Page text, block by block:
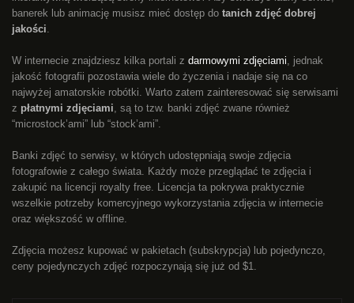
banerek lub animację musisz mieć dostęp do tanich zdjęć dobrej
jakości.
W internecie znajdziesz kilka portali z darmowymi zdjęciami, jednak
jakość fotografii pozostawia wiele do życzenia i nadaje się na co
najwyżej amatorskie robótki. Warto zatem zainteresować się serwisami
z płatnymi zdjęciami, są to tzw. banki zdjęć zwane również
“microstock’ami” lub “stock’ami”.
Banki zdjęć to serwisy, w których udostępniają swoje zdjęcia
fotografowie z całego świata. Każdy może przeglądać te zdjęcia i
zakupić na licencji royalty free. Licencja ta pokrywa praktycznie
wszelkie potrzeby komercyjnego wykorzystania zdjęcia w internecie
oraz większość w offline.
Zdjęcia możesz kupować w pakietach (subskrypcja) lub pojedynczo,
ceny pojedynczych zdjęć rozpoczynają się już od $1.